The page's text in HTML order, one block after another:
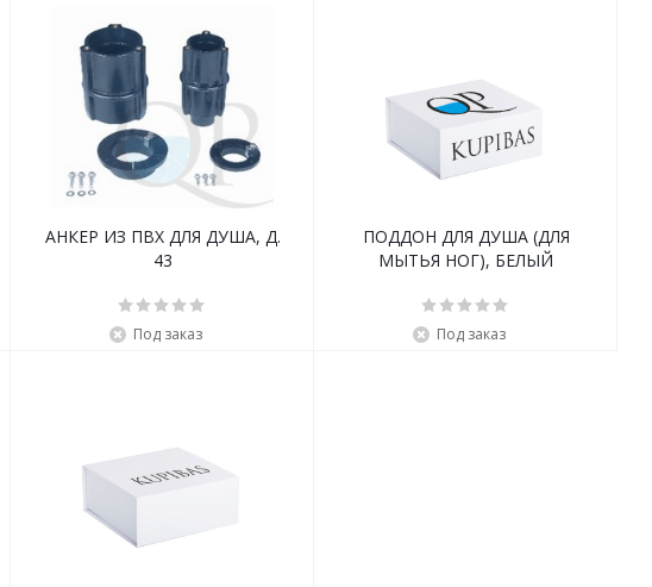
АНКЕР ИЗ ПВХ ДЛЯ ДУША, Д.
43
Под заказ
ПОДДОН ДЛЯ ДУША (ДЛЯ
МЫТЬЯ НОГ), БЕЛЫЙ
Под заказ